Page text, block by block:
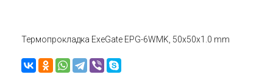
Термопрокладка ExeGate EPG-6WMK, 50x50x1.0 mm